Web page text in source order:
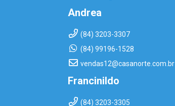
Andrea
(84) 3203-3307
(84) 99196-1528
vendas12@casanorte.com.br
Francinildo
(84) 3203-3305